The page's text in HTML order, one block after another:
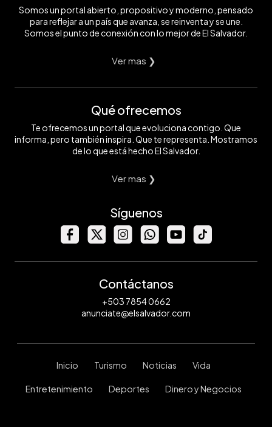
Somos un portal abierto, propositivo y moderno, pensado
para reflejar a un país que avanza, se reinventa y se une.
Somos el punto de conexión con lo mejor de El Salvador.
Ver mas ❯
Qué ofrecemos
Te ofrecemos un portal que evoluciona contigo. Que
informa, pero también inspira. Que te representa. Mostramos
de lo que está hecho El Salvador.
Ver mas ❯
Síguenos
Contáctanos
+503 7854 0662
anunciate@elsalvador.com
Inicio Turismo Noticias Vida
Entretenimiento Deportes Dinero y Negocios